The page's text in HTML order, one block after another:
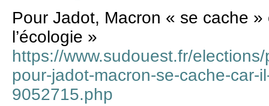
Pour Jadot, Macron « se cache »
l’écologie »
https://www.sudouest.fr/
pour-jadot-macron-se-cache-car-
9052715.php